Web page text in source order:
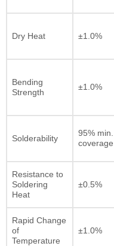
Dry Heat ±1.0%
Bending
Strength
±1.0%
Solderability
95% min.
coverage
Resistance to
Soldering
Heat
±0.5%
Rapid Change
of
Temperature
±1.0%